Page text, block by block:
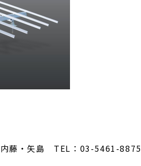
内藤・矢島 TEL：03-5461-8875